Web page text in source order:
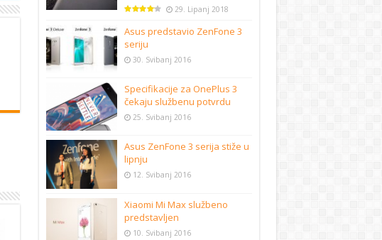
29. Lipanj 2018
Asus predstavio ZenFone 3
seriju
30. Svibanj 2016
Specifikacije za OnePlus 3
čekaju službenu potvrdu
25. Svibanj 2016
Asus ZenFone 3 serija stiže u
lipnju
12. Svibanj 2016
Xiaomi Mi Max službeno
predstavljen
10. Svibanj 2016